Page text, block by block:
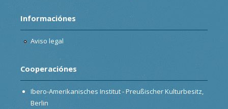
Informaciónes
Aviso legal
Cooperaciónes
Ibero-Amerikanisches Institut - Preußischer Kulturbesitz,
Berlin